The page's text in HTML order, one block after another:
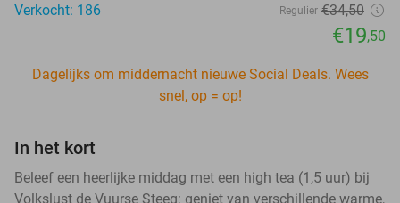
Verkocht: 186
Regulier €34,50
€19,50
Dagelijks om middernacht nieuwe Social Deals. Wees
snel, op = op!
In het kort
Beleef een heerlijke middag met een high tea (1,5 uur) bij
Volkslust de Vuurse Steeg: geniet van verschillende warme,